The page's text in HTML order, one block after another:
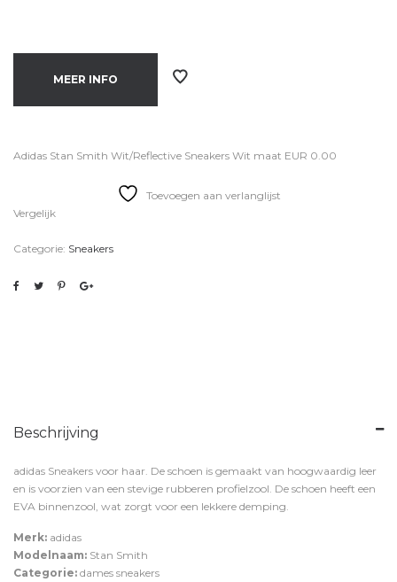
MEER INFO
Adidas Stan Smith Wit/Reflective Sneakers Wit maat EUR 0.00
Toevoegen aan verlanglijst
Vergelijk
Categorie: Sneakers
Beschrijving
adidas Sneakers voor haar. De schoen is gemaakt van hoogwaardig leer
en is voorzien van een stevige rubberen profielzool. De schoen heeft een
EVA binnenzool, wat zorgt voor een lekkere demping.
Merk: adidas
Modelnaam: Stan Smith
Categorie: dames sneakers